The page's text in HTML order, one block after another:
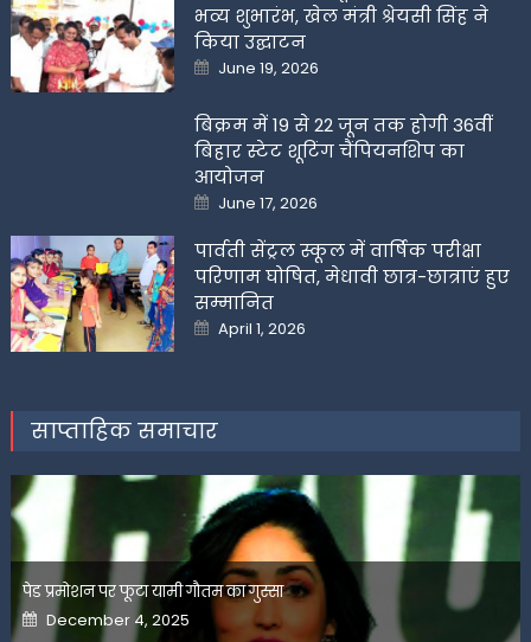
भव्य शुभारंभ, खेल मंत्री श्रेयसी सिंह ने
किया उद्घाटन
Posted
on
June 19, 2026
बिक्रम में 19 से 22 जून तक होगी 36वीं
बिहार स्टेट शूटिंग चैंपियनशिप का
आयोजन
Posted
on
June 17, 2026
पार्वती सेंट्रल स्कूल में वार्षिक परीक्षा
परिणाम घोषित, मेधावी छात्र-छात्राएं हुए
सम्मानित
Posted
on
April 1, 2026
साप्ताहिक समाचार
पेड प्रमोशन पर फूटा यामी गौतम का गुस्सा
Posted
on
December 4, 2025